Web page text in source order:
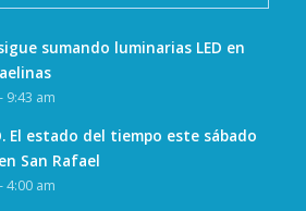
sumando luminarias LED en
9:43 am
El estado del tiempo este sábado
San Rafael
4:00 am